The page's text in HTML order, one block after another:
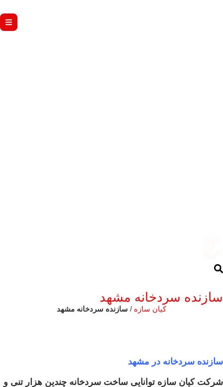
سازنده سردخانه مشهد
کیان سازه / سازنده سردخانه مشهد
سازنده سردخانه در مشهد
شرکت کیان سازه توانایی ساخت سردخانه چندین هزار تنی و